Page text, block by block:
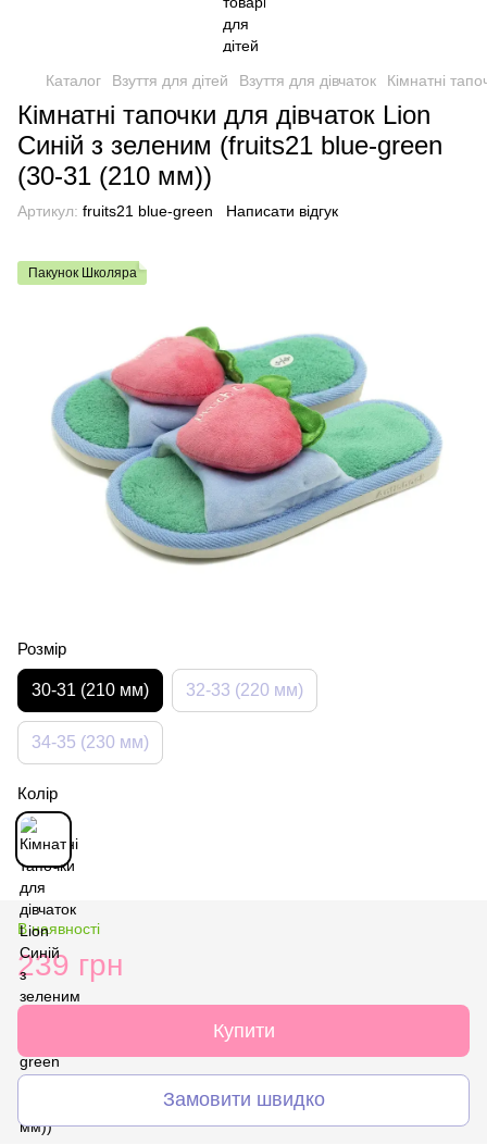
Каталог Взуття для дітей Взуття для дівчаток Кімнатні
Кімнатні тапочки для дівчаток Lion
Синій з зеленим (fruits21 blue-green
(30-31 (210 мм))
Артикул: fruits21 blue-green Написати відгук
Пакунок Школяра
Розмір
30-31 (210 мм) 32-33 (220 мм)
34-35 (230 мм)
Колір
В наявності
239 грн
Купити
Замовити швидко